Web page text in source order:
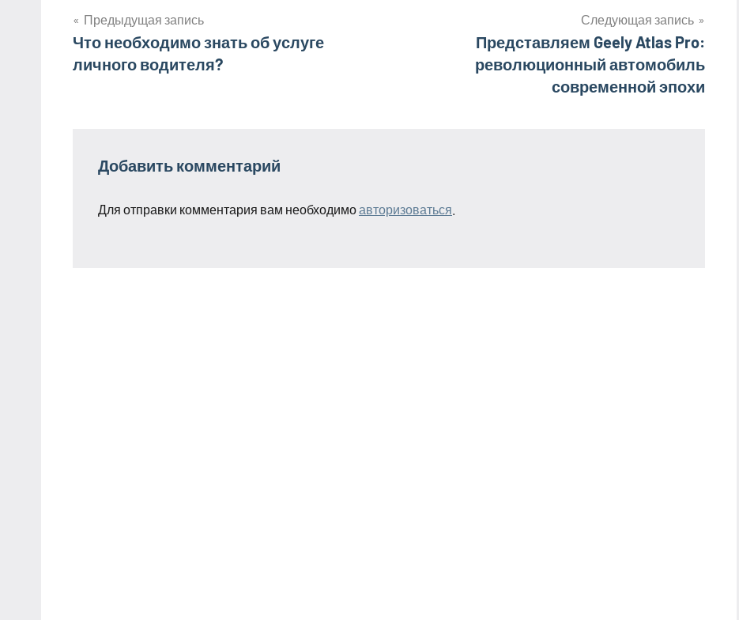
Навигация
по
Предыдущая запись
Что необходимо знать об услуге
личного водителя?
Следующая запись
Представляем Geely Atlas Pro:
революционный автомобиль
современной эпохи
Добавить комментарий
Для отправки комментария вам необходимоавторизоваться